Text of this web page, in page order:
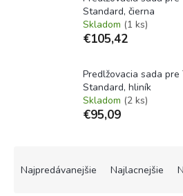
Standard, čierna
Skladom (1 ks)
€105,42
Predlžovacia sada
Standard, hliník
Skladom (2 ks)
€95,09
Najpredávanejšie Najlacnejšie